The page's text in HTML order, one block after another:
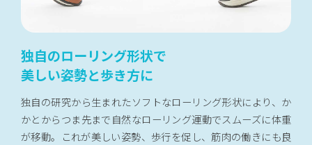
独自のローリング形状で
美しい姿勢と歩き方に
独自の研究から生まれたソフトなローリング形状により、か
かとからつま先まで自然なローリング運動でスムーズに体重
が移動。これが美しい姿勢、歩行を促し、筋肉の働きにも良